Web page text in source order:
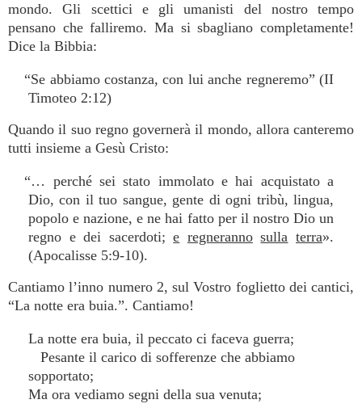
mondo. Gli scettici e gli umanisti del nostro tempo
pensano che falliremo. Ma si sbagliano completamente!
Dice la Bibbia:
“Se abbiamo costanza, con lui anche regneremo” (II
Timoteo 2:12)
Quando il suo regno governerà il mondo, allora canteremo
tutti insieme a Gesù Cristo:
“… perché sei stato immolato e hai acquistato a
Dio, con il tuo sangue, gente di ogni tribù, lingua,
popolo e nazione, e ne hai fatto per il nostro Dio un
regno e dei sacerdoti;e regneranno sulla terra».
(Apocalisse 5:9-10).
Cantiamo l’inno numero 2, sul Vostro foglietto dei cantici,
“La notte era buia.”. Cantiamo!
La notte era buia, il peccato ci faceva guerra;
Pesante il carico di sofferenze che abbiamo
sopportato;
Ma ora vediamo segni della sua venuta;